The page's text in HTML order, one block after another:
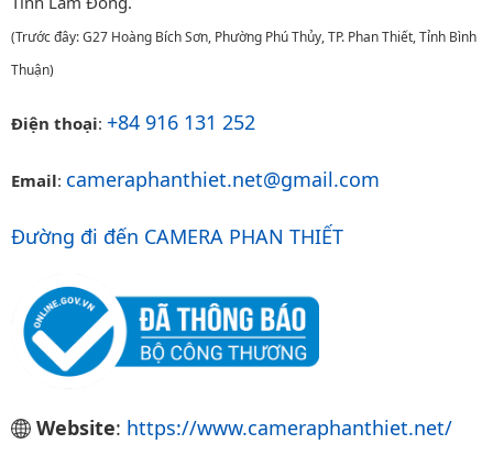
(Trước đây: G27 Hoàng Bích Sơn, Phường Phú Thủy, TP. Phan Thiết, Tỉnh Bình
Thuận)
Điện thoại: +84 916 131 252
Email: cameraphanthiet.net@gmail.com
Đường đi đến CAMERA PHAN THIẾT
Website: https://www.cameraphanthiet.net/